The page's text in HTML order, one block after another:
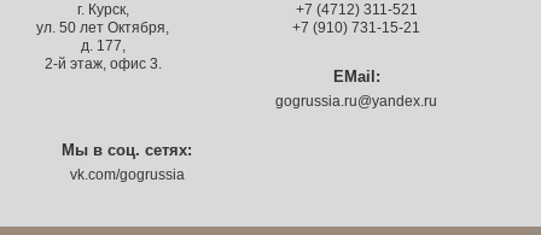
г. Курск,
ул. 50 лет Октября,
д. 177,
2-й этаж, офис 3.
+7 (4712) 311-521
+7 (910) 731-15-21
EMail:
gogrussia.ru@yandex.ru
Мы в соц. сетях:
vk.com/gogrussia